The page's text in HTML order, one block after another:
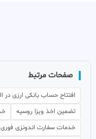
صفحات مرتبط
افتتاح حساب بانکی ارزی در
تضمین اخذ ویزا روسیه
خدمات سفارت اندونزی فوری